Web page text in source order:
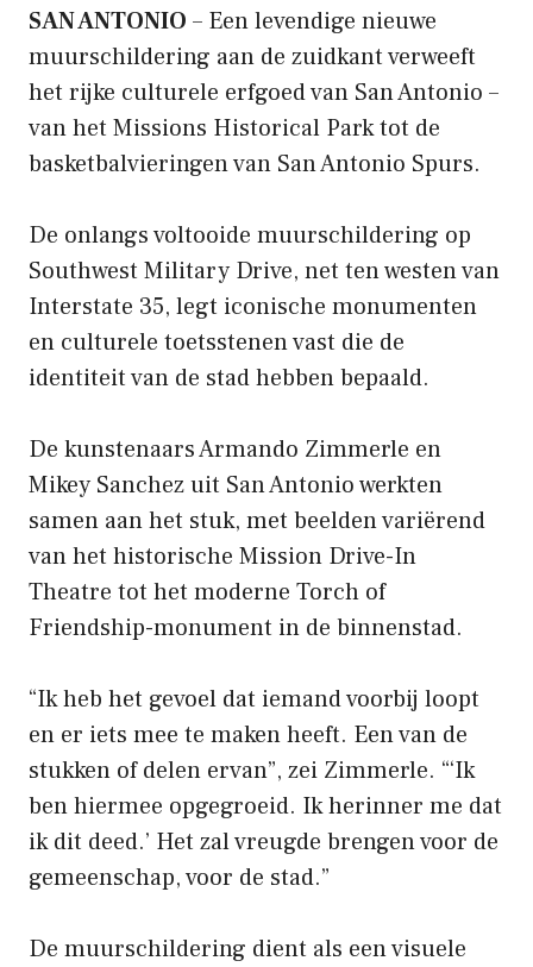
SAN ANTONIO – Een levendige nieuwe
muurschildering aan de zuidkant verweeft
het rijke culturele erfgoed van San Antonio –
van het Missions Historical Park tot de
basketbalvieringen van San Antonio Spurs.
De onlangs voltooide muurschildering op
Southwest Military Drive, net ten westen van
Interstate 35, legt iconische monumenten
en culturele toetsstenen vast die de
identiteit van de stad hebben bepaald.
De kunstenaars Armando Zimmerle en
Mikey Sanchez uit San Antonio werkten
samen aan het stuk, met beelden variërend
van het historische Mission Drive-In
Theatre tot het moderne Torch of
Friendship-monument in de binnenstad.
“Ik heb het gevoel dat iemand voorbij loopt
en er iets mee te maken heeft. Een van de
stukken of delen ervan”, zei Zimmerle. “‘Ik
ben hiermee opgegroeid. Ik herinner me dat
ik dit deed.’ Het zal vreugde brengen voor de
gemeenschap, voor de stad.”
De muurschildering dient als een visuele